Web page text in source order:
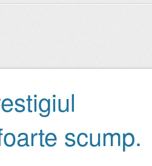
scump.